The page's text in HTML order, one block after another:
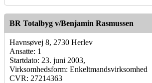
BR Totalbyg v/Benjamin Rasmussen
Havnsøvej 8, 2730 Herlev
Ansatte: 1
Startdato: 23. juni 2003,
Virksomhedsform: Enkeltmandsvirksomhed
CVR: 27214363